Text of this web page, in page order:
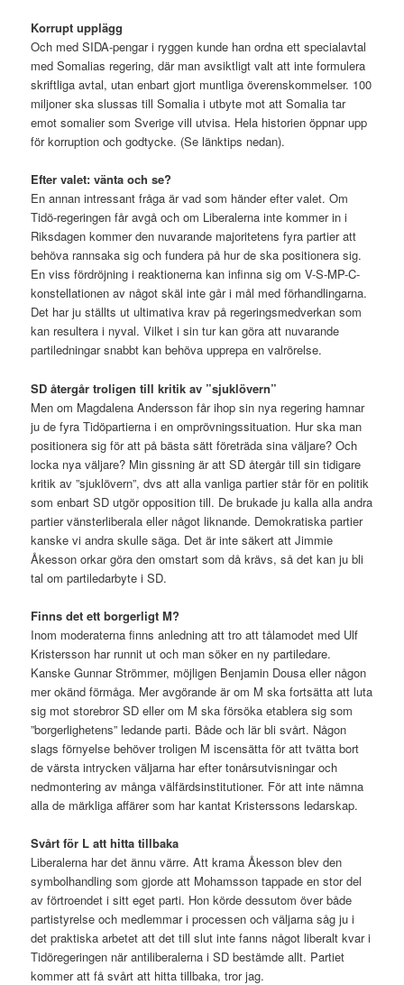
Korrupt upplägg
Och med SIDA-pengar i ryggen kunde han ordna ett specialavtal
med Somalias regering, där man avsiktligt valt att inte formulera
skriftliga avtal, utan enbart gjort muntliga överenskommelser. 100
miljoner ska slussas till Somalia i utbyte mot att Somalia tar
emot somalier som Sverige vill utvisa. Hela historien öppnar upp
för korruption och godtycke. (Se länktips nedan).
Efter valet: vänta och se?
En annan intressant fråga är vad som händer efter valet. Om
Tidö-regeringen får avgå och om Liberalerna inte kommer in i
Riksdagen kommer den nuvarande majoritetens fyra partier att
behöva rannsaka sig och fundera på hur de ska positionera sig.
En viss fördröjning i reaktionerna kan infinna sig om V-S-MP-C-
konstellationen av något skäl inte går i mål med förhandlingarna.
Det har ju ställts ut ultimativa krav på regeringsmedverkan som
kan resultera i nyval. Vilket i sin tur kan göra att nuvarande
partiledningar snabbt kan behöva upprepa en valrörelse.
SD återgår troligen till kritik av ”sjuklövern”
Men om Magdalena Andersson får ihop sin nya regering hamnar
ju de fyra Tidöpartierna i en omprövningssituation. Hur ska man
positionera sig för att på bästa sätt företräda sina väljare? Och
locka nya väljare? Min gissning är att SD återgår till sin tidigare
kritik av ”sjuklövern”, dvs att alla vanliga partier står för en politik
som enbart SD utgör opposition till. De brukade ju kalla alla andra
partier vänsterliberala eller något liknande. Demokratiska partier
kanske vi andra skulle säga. Det är inte säkert att Jimmie
Åkesson orkar göra den omstart som då krävs, så det kan ju bli
tal om partiledarbyte i SD.
Finns det ett borgerligt M?
Inom moderaterna finns anledning att tro att tålamodet med Ulf
Kristersson har runnit ut och man söker en ny partiledare.
Kanske Gunnar Strömmer, möjligen Benjamin Dousa eller någon
mer okänd förmåga. Mer avgörande är om M ska fortsätta att luta
sig mot storebror SD eller om M ska försöka etablera sig som
”borgerlighetens” ledande parti. Både och lär bli svårt. Någon
slags förnyelse behöver troligen M iscensätta för att tvätta bort
de värsta intrycken väljarna har efter tonårsutvisningar och
nedmontering av många välfärdsinstitutioner. För att inte nämna
alla de märkliga affärer som har kantat Kristerssons ledarskap.
Svårt för L att hitta tillbaka
Liberalerna har det ännu värre. Att krama Åkesson blev den
symbolhandling som gjorde att Mohamsson tappade en stor del
av förtroendet i sitt eget parti. Hon körde dessutom över både
partistyrelse och medlemmar i processen och väljarna såg ju i
det praktiska arbetet att det till slut inte fanns något liberalt kvar i
Tidöregeringen när antiliberalerna i SD bestämde allt. Partiet
kommer att få svårt att hitta tillbaka, tror jag.